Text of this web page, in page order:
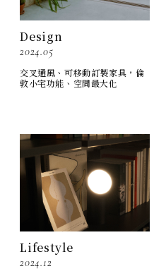
Design
2024.05
交叉通風、可移動訂製家具，倫
敦小宅功能、空間最大化
Lifestyle
2024.12